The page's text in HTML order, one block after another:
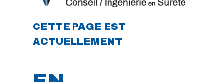
CETTE PAGE EST
ACTUELLEMENT